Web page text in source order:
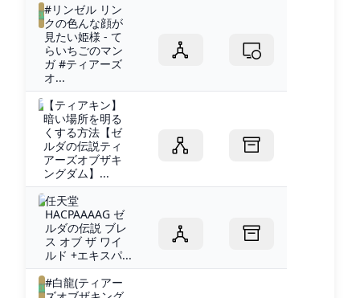
#リンゼル リン
クの色んな顔が
見たい姫様 - て
らいちごのマン
ガ #ティアーズ
オ...
【ティアキン】
暗い場所を明る
くする方法【ゼ
ルダの伝説ティ
アーズオブザキ
ングダム】...
任天堂
HACPAAAAG ゼ
ルダの伝説 ブレ
ス オブ ザ ワイ
ルド +エキスパ...
#白龍(ティアー